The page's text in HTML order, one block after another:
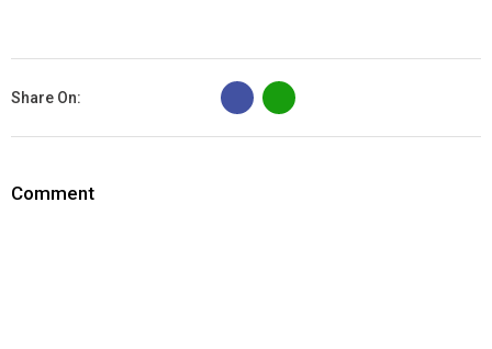
Share On:
B
Comment